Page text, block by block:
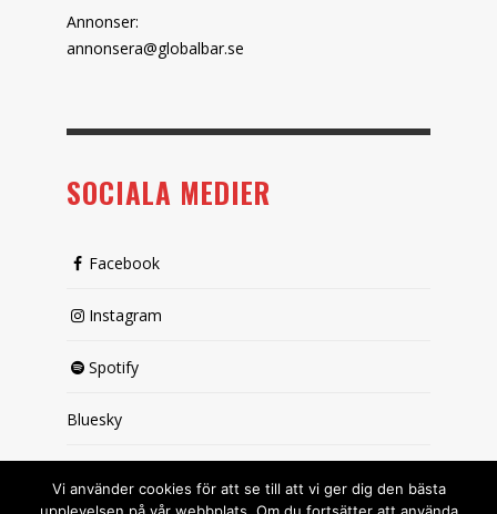
Annonser:
annonsera@globalbar.se
SOCIALA MEDIER
Facebook
Instagram
Spotify
Bluesky
Vi använder cookies för att se till att vi ger dig den bästa